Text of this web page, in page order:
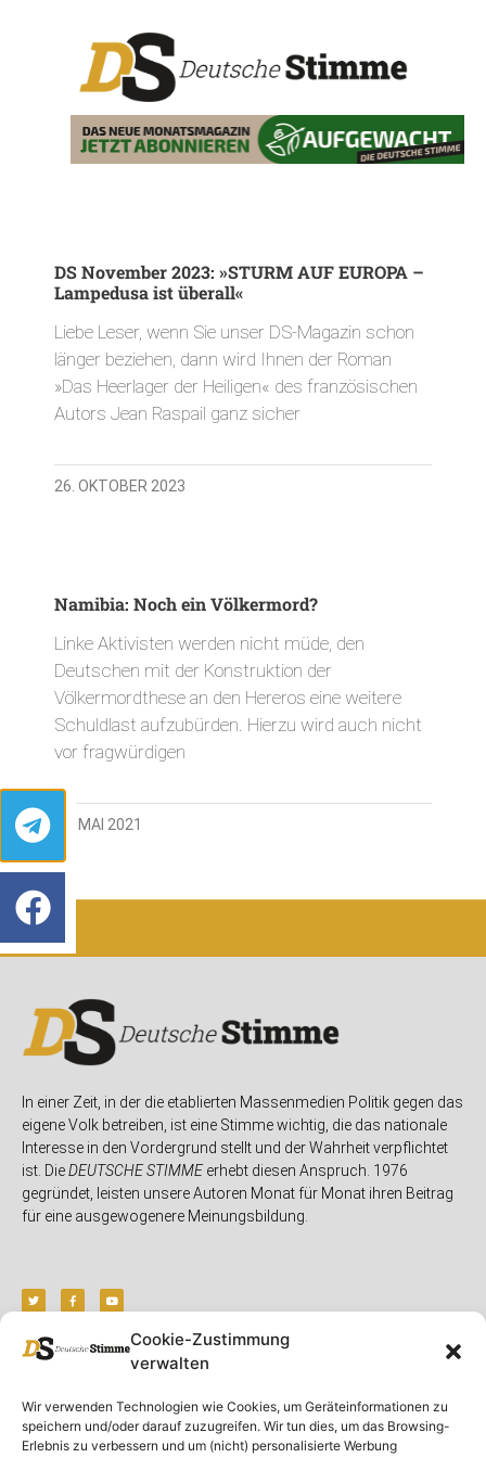
Cookie-Zustimmung
verwalten
Wir verwenden Technologien wie Cookies, um Geräteinformationen zu
speichern und/oder darauf zuzugreifen. Wir tun dies, um das Browsing-
Erlebnis zu verbessern und um (nicht) personalisierte Werbung
DS November 2023: »STURM AUF EUROPA –
Lampedusa ist überall«
Liebe Leser, wenn Sie unser DS-Magazin schon
länger beziehen, dann wird Ihnen der Roman
»Das Heerlager der Heiligen« des französischen
Autors Jean Raspail ganz sicher
26. OKTOBER 2023
Namibia: Noch ein Völkermord?
Linke Aktivisten werden nicht müde, den
Deutschen mit der Konstruktion der
Völkermordthese an den Hereros eine weitere
Schuldlast aufzubürden. Hierzu wird auch nicht
vor fragwürdigen
28. MAI 2021
In einer Zeit, in der die etablierten Massenmedien Politik gegen das
eigene Volk betreiben, ist eine Stimme wichtig, die das nationale
Interesse in den Vordergrund stellt und der Wahrheit verpflichtet
ist. DieDEUTSCHE STIMMEerhebt diesen Anspruch. 1976
gegründet, leisten unsere Autoren Monat für Monat ihren Beitrag
für eine ausgewogenere Meinungsbildung.
Unser Magazin
Spenden
Ausgaben
Rubriken
Deutschland
Ausland
Rechtliche Hinweise
Impressum